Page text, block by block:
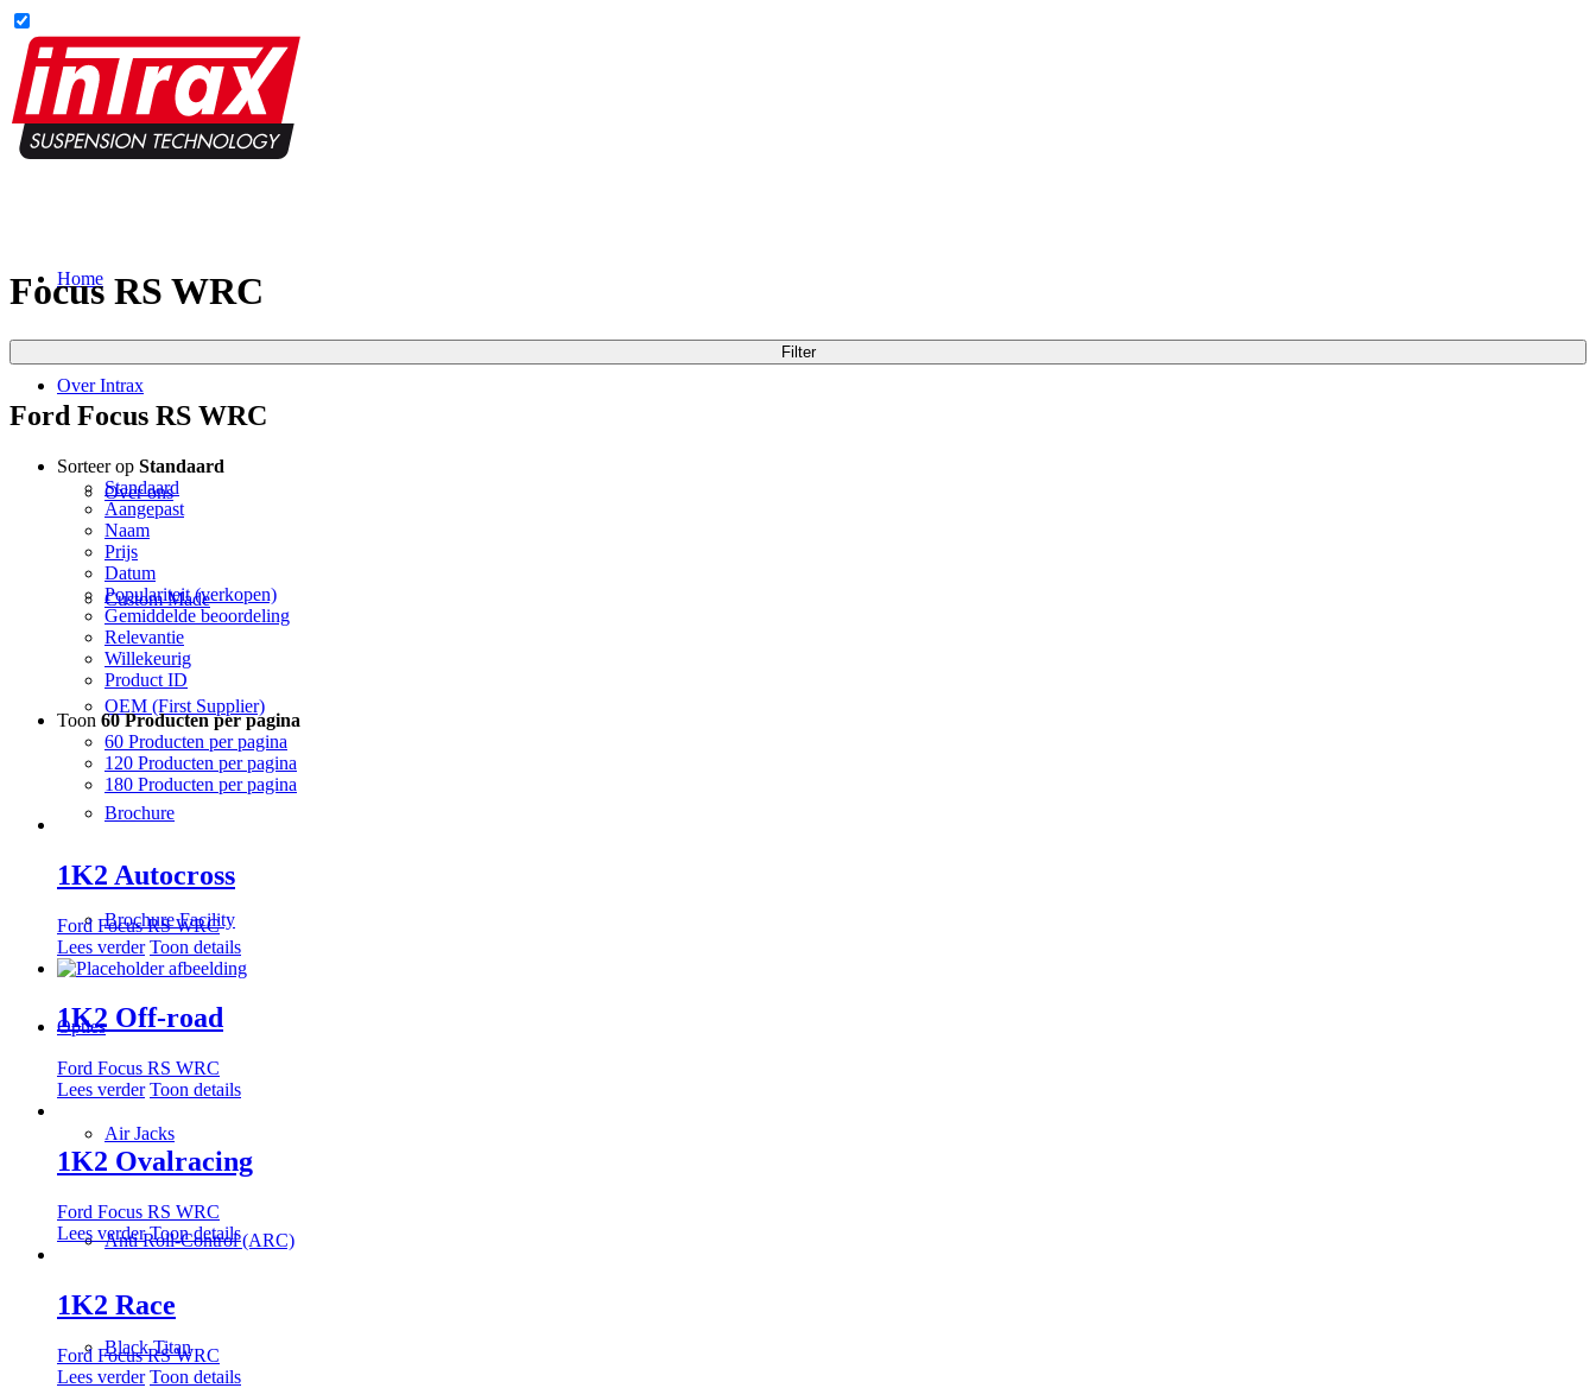
Home
Over Intrax
Over ons
Custom Made
OEM (First Supplier)
Brochure
Brochure Facility
Opties
Air Jacks
Anti Roll-Control (ARC)
Black Titan
Focus RS WRC
Filter
Ford Focus RS WRC
Sorteer op Standaard
Standaard
Aangepast
Naam
Prijs
Datum
Populariteit (verkopen)
Gemiddelde beoordeling
Relevantie
Willekeurig
Product ID
Toon 60 Producten per pagina
60 Producten per pagina
120 Producten per pagina
180 Producten per pagina
1K2 Autocross
Ford Focus RS WRC
Lees verder Toon details
1K2 Off-road
Ford Focus RS WRC
Lees verder Toon details
1K2 Ovalracing
Ford Focus RS WRC
Lees verder Toon details
1K2 Race
Ford Focus RS WRC
Lees verder Toon details